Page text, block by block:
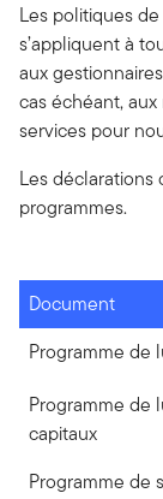
Les politiques
s’appliquent à
aux
cas échéant,
services pour
Les
programmes.
Document
Programme de
Programme de
capitaux
Programme de